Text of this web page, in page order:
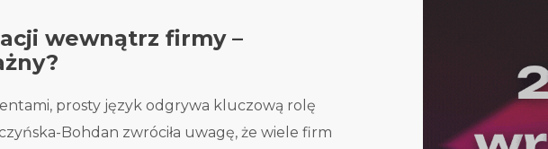
wewnątrz firmy –
prosty język odgrywa kluczową rolę
Bohdan zwróciła uwagę, że wiele firm